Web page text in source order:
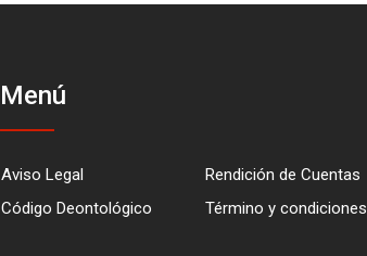
Menú
Aviso Legal
Rendición de Cuentas
Código Deontológico
Término y condiciones